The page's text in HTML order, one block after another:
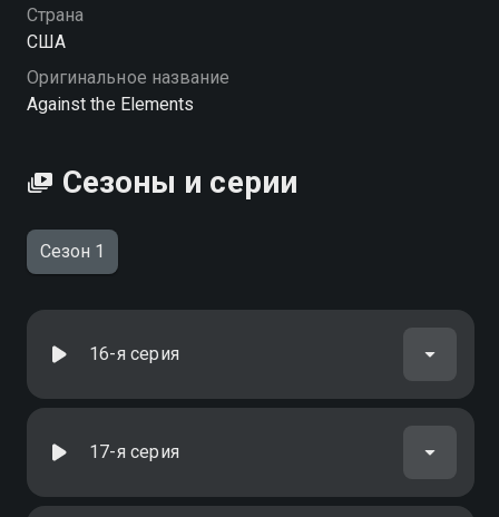
Страна
США
Оригинальное название
Against the Elements
Сезоны и серии
Сезон 1
16-я серия
17-я серия